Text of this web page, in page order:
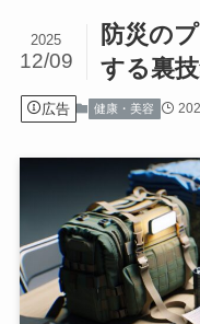
防災の
する裏技
2025
12/09
広告 健康・美容